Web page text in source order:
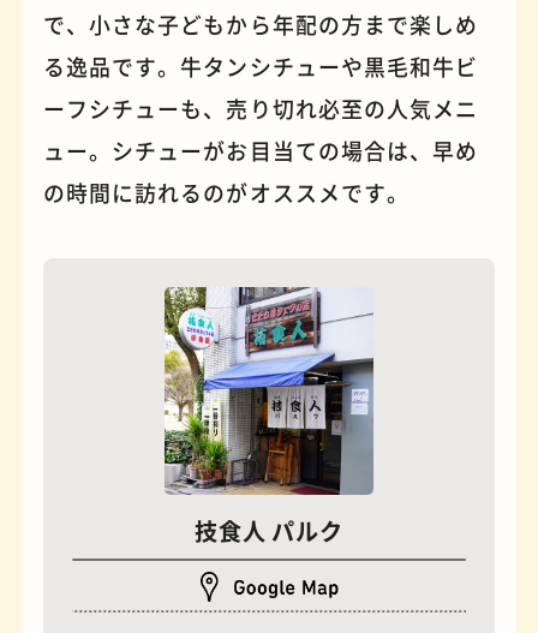
石窯ピザ
で、小さな子どもから年配の方まで楽しめ
る逸品です。牛タンシチューや黒毛和牛ビ
ーフシチューも、売り切れ必至の人気メニ
ュー。シチューがお目当ての場合は、早め
の時間に訪れるのがオススメです。
技食人 パルク